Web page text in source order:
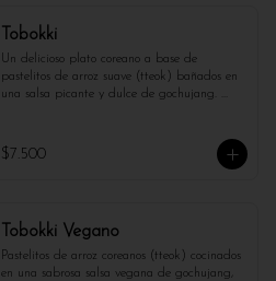
Tobokki
Un delicioso plato coreano a base de
pastelitos de arroz suave (tteok) bañados en
una salsa picante y dulce de gochujang.
de los sabores intensos y reconfortantes. ¡Un
bocado lleno de textura y sabor único!
$7.500
Tobokki Vegano
Pastelitos de arroz coreanos (tteok) cocinados
en una sabrosa salsa vegana de gochujang,